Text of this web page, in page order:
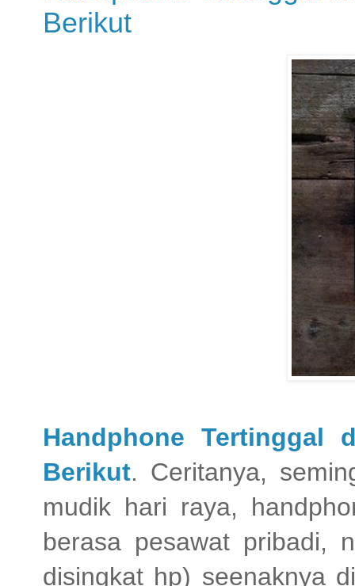
Berikut
Handphone Tertinggal
Berikut. Ceritanya,
mudik hari raya,
berasa pesawat pribadi,
disingkat hp) seenaknya